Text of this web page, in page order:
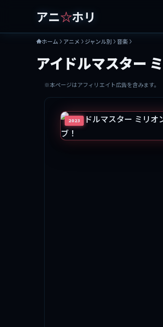
アニ☆ホリ
ホーム アニメ ジャンル別 音楽
アイドルマスター
※本ページはアフィリエイト広告を含みます。
2023